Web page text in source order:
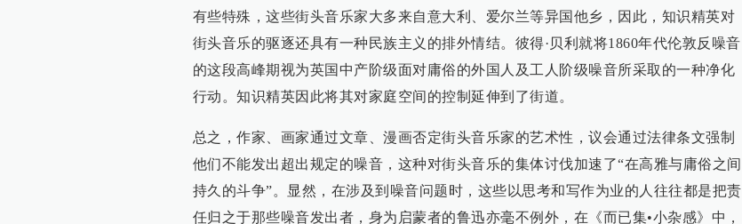
有些特殊，这些街头音乐家大多来自意大利、爱尔兰等异国他乡，因此，知识精英对
街头音乐的驱逐还具有一种民族主义的排外情结。彼得·贝利就将1860年代伦敦反噪音
的这段高峰期视为英国中产阶级面对庸俗的外国人及工人阶级噪音所采取的一种净化
行动。知识精英因此将其对家庭空间的控制延伸到了街道。
总之，作家、画家通过文章、漫画否定街头音乐家的艺术性，议会通过法律条文强制
他们不能发出超出规定的噪音，这种对街头音乐的集体讨伐加速了“在高雅与庸俗之间
持久的斗争”。显然，在涉及到噪音问题时，这些以思考和写作为业的人往往都是把责
任归之于那些噪音发出者，身为启蒙者的鲁迅亦毫不例外，在《而已集•小杂感》中，